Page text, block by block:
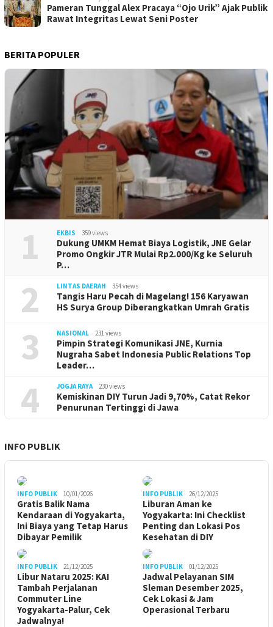
Pameran Tunggal Alex Pracaya “Ojo Urik” Ajak Publik
Rawat Integritas Lewat Seni Poster
BERITA POPULER
1 EKBIS 359 views
Dukung UMKM Hemat Biaya Logistik, JNE Gelar
Promo Ongkir JTR Mulai Rp2.000/Kg ke Seluruh
P…
2 LINTAS DAERAH 354 views
Tangis Haru Pecah di Magelang! 156 Karyawan
HS Surya Group Diberangkatkan Umrah Gratis
3 NASIONAL 231 views
Pimpin Strategi Komunikasi JNE, Kurnia
Nugraha Sabet Indonesia Public Relations Top
Leader…
4 JOGJA RAYA 230 views
Kemiskinan DIY Turun Jadi 9,70%, Catat Rekor
Penurunan Tertinggi di Jawa
INFO PUBLIK
INFO PUBLIK 10/01/2026
Gratis Balik Nama
Kendaraan di Yogyakarta,
Ini Biaya yang Tetap Harus
Dibayar Pemilik
INFO PUBLIK 26/12/2025
Liburan Aman ke
Yogyakarta: Ini Checklist
Penting dan Lokasi Pos
Kesehatan di DIY
INFO PUBLIK 21/12/2025
Libur Nataru 2025: KAI
Tambah Perjalanan
Commuter Line
Yogyakarta-Palur, Cek
Jadwalnya!
INFO PUBLIK 01/12/2025
Jadwal Pelayanan SIM
Sleman Desember 2025,
Cek Lokasi & Jam
Operasional Terbaru